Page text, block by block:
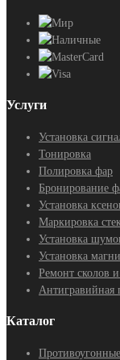
Услуги
Установка
Тонировка
Полировка фар
Бронирование
Установка
Маркировка
Установка
Установка
Ремонт сколов
Антигравийная
Каталог